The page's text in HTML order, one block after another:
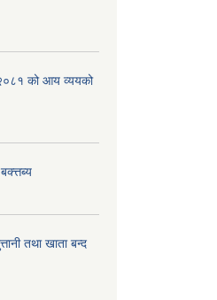
को आय व्ययको
तथा खाता बन्द